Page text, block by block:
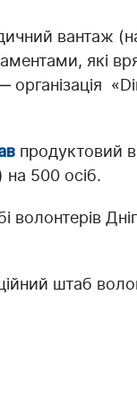
вантаж
які
організація
продуктовий
на 500 осіб.
штаб